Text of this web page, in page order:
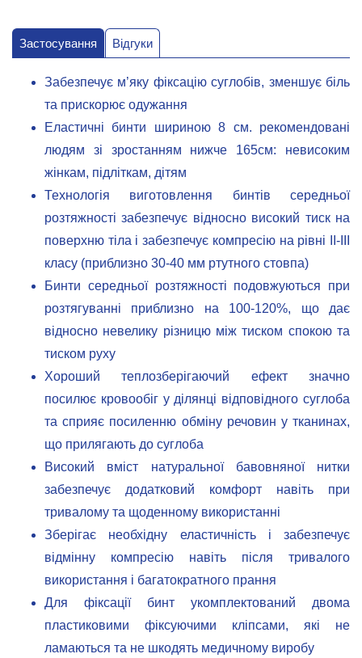
Застосування Відгуки
Забезпечує м’яку фіксацію суглобів, зменшує біль
та прискорює одужання
Еластичні бинти шириною 8 см. рекомендовані
людям зі зростанням нижче 165см: невисоким
жінкам, підліткам, дітям
Технологія виготовлення бинтів середньої
розтяжності забезпечує відносно високий тиск на
поверхню тіла і забезпечує компресію на рівні II-III
класу (приблизно 30-40 мм ртутного стовпа)
Бинти середньої розтяжності подовжуються при
розтягуванні приблизно на 100-120%, що дає
відносно невелику різницю між тиском спокою та
тиском руху
Хороший теплозберігаючий ефект значно
посилює кровообіг у ділянці відповідного суглоба
та сприяє посиленню обміну речовин у тканинах,
що прилягають до суглоба
Високий вміст натуральної бавовняної нитки
забезпечує додатковий комфорт навіть при
тривалому та щоденному використанні
Зберігає необхідну еластичність і забезпечує
відмінну компресію навіть після тривалого
використання і багатократного прання
Для фіксації бинт укомплектований двома
пластиковими фіксуючими кліпсами, які не
ламаються та не шкодять медичному виробу